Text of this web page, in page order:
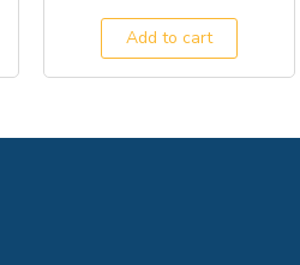
Add to cart